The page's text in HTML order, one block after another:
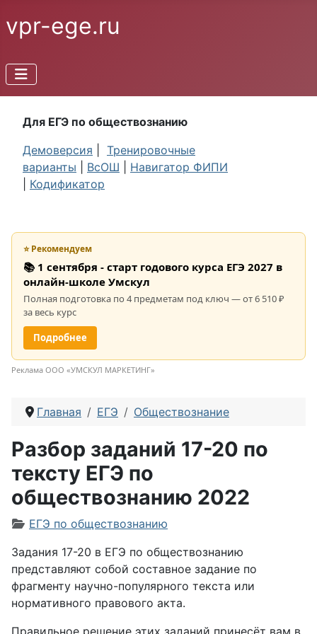
vpr-ege.ru
Для ЕГЭ по обществознанию
Демоверсия
Тренировочные
варианты
ВсОШ
Навигатор ФИПИ
Кодификатор
⭐ Рекомендуем
📚 1 сентября - старт годового курса ЕГЭ 2027 в
онлайн-школе Умскул
Полная подготовка по 4 предметам под ключ — от 6 510 ₽
за весь курс
Подробнее
Реклама ООО «УМСКУЛ МАРКЕТИНГ»
Главная ЕГЭ Обществознание
Разбор заданий 17-20 по
тексту ЕГЭ по
обществознанию 2022
Информация о материале
ЕГЭ по обществознанию
Задания 17-20 в ЕГЭ по обществознанию
представляют собой составное задание по
фрагменту научно-популярного текста или
нормативного правового акта.
Правильное решение этих заданий принесёт вам в